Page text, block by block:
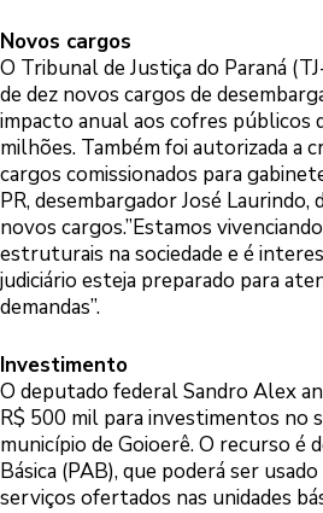
Novos cargos
O Tribunal de Justiça do Paraná
de dez novos cargos de
impacto anual aos cofres públicos
milhões. Também foi autorizada a
cargos comissionados para
PR, desembargador José Laurindo,
novos cargos.”Estamos
estruturais na sociedade e é
judiciário esteja preparado para
demandas”.
Investimento
O deputado federal Sandro Alex
R$ 500 mil para investimentos no
município de Goioerê. O recurso é
Básica (PAB), que poderá ser
serviços ofertados nas unidades